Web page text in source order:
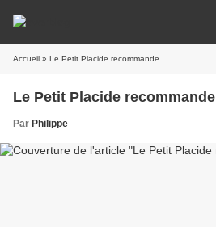
Accueil » Le Petit Placide recommande
Le Petit Placide recommande
Par Philippe